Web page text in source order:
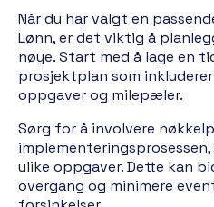
Når du har valgt en
Lønn, er det viktig å
nøye. Start med å lage en
prosjektplan som
oppgaver og milepæler.
Sørg for å involvere
ulike oppgaver. Dette kan
overgang og minimere